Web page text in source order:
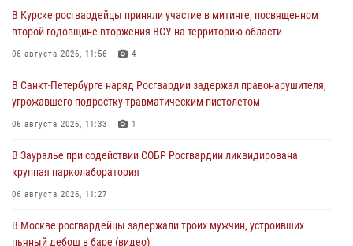
В Курске росгвардейцы приняли участие в митинге, посвященном
второй годовщине вторжения ВСУ на территорию области
06 августа 2026, 11:56 4
В Санкт-Петербурге наряд Росгвардии задержал правонарушителя,
угрожавшего подростку травматическим пистолетом
06 августа 2026, 11:33 1
В Зауралье при содействии СОБР Росгвардии ликвидирована
крупная нарколаборатория
06 августа 2026, 11:27
В Москве росгвардейцы задержали троих мужчин, устроивших
пьяный дебош в баре (видео)